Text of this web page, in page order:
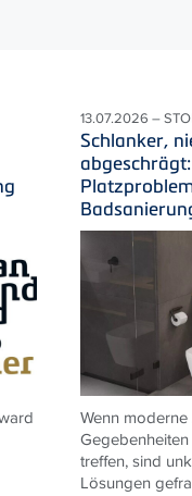
13.07.2026 –
Schlanker,
Wenn
treffen, sind
Lösungen